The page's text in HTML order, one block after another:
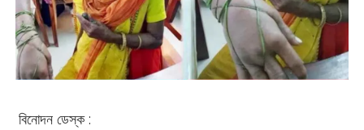
বিনোদন ডেস্ক :